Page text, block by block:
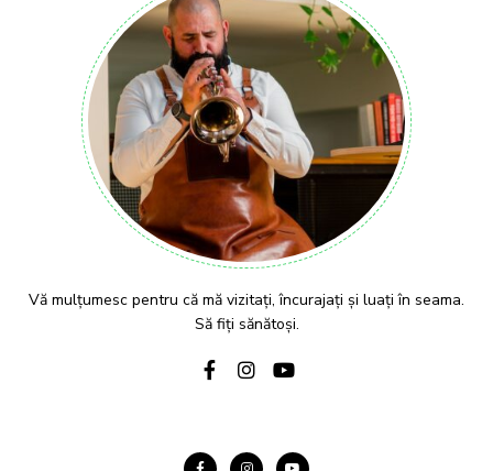
Vă mulțumesc pentru că mă vizitați, încurajați și luați în seama.
Să fiți sănătoși.